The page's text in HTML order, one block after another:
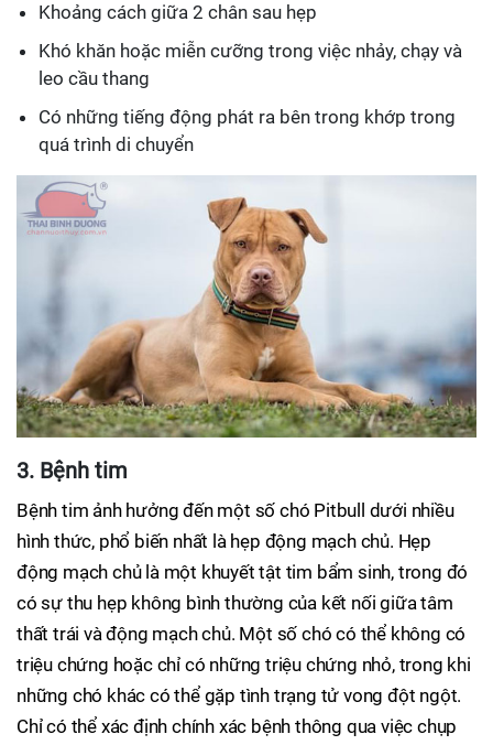
Khoảng cách giữa 2 chân sau hẹp
Khó khăn hoặc miễn cưỡng trong việc nhảy, chạy và
leo cầu thang
Có những tiếng động phát ra bên trong khớp trong
quá trình di chuyển
3. Bệnh tim
Bệnh tim ảnh hưởng đến một số chó Pitbull dưới nhiều
hình thức, phổ biến nhất là hẹp động mạch chủ. Hẹp
động mạch chủ là một khuyết tật tim bẩm sinh, trong đó
có sự thu hẹp không bình thường của kết nối giữa tâm
thất trái và động mạch chủ. Một số chó có thể không có
triệu chứng hoặc chỉ có những triệu chứng nhỏ, trong khi
những chó khác có thể gặp tình trạng tử vong đột ngột.
Chỉ có thể xác định chính xác bệnh thông qua việc chụp